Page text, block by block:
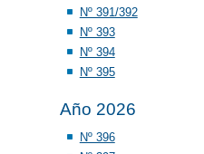
Nº 391/392
Nº 393
Nº 394
Nº 395
Año 2026
Nº 396